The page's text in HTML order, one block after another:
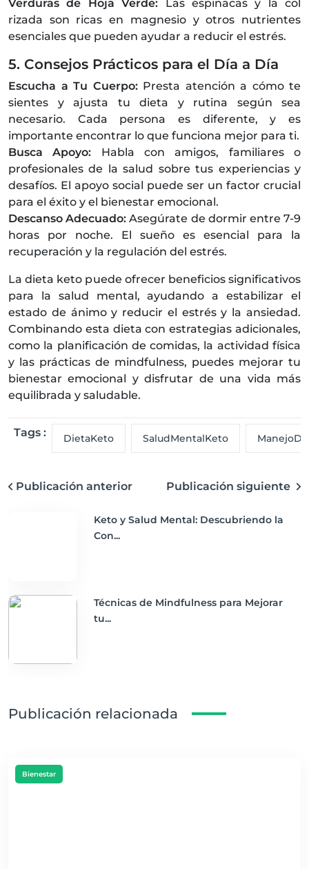
Verduras de Hoja Verde: Las espinacas y la col
rizada son ricas en magnesio y otros nutrientes
esenciales que pueden ayudar a reducir el estrés.
5. Consejos Prácticos para el Día a Día
Escucha a Tu Cuerpo:Presta atención a cómo te
sientes y ajusta tu dieta y rutina según sea
necesario. Cada persona es diferente, y es
importante encontrar lo que funciona mejor para ti.
Busca Apoyo: Habla con amigos, familiares o
profesionales de la salud sobre tus experiencias y
desafíos. El apoyo social puede ser un factor crucial
para el éxito y el bienestar emocional.
Descanso Adecuado: Asegúrate de dormir entre 7-9
horas por noche. El sueño es esencial para la
recuperación y la regulación del estrés.
La dieta keto puede ofrecer beneficios significativos
para la salud mental, ayudando a estabilizar el
estado de ánimo y reducir el estrés y la ansiedad.
Combinando esta dieta con estrategias adicionales,
como la planificación de comidas, la actividad física
y las prácticas de mindfulness, puedes mejorar tu
bienestar emocional y disfrutar de una vida más
equilibrada y saludable.
Tags : DietaKeto SaludMentalKeto
Publicación anterior Publicación siguiente
Keto y Salud Mental: Descubriendo la
Con...
Técnicas de Mindfulness para Mejorar
tu...
Publicación relacionada
Bienestar